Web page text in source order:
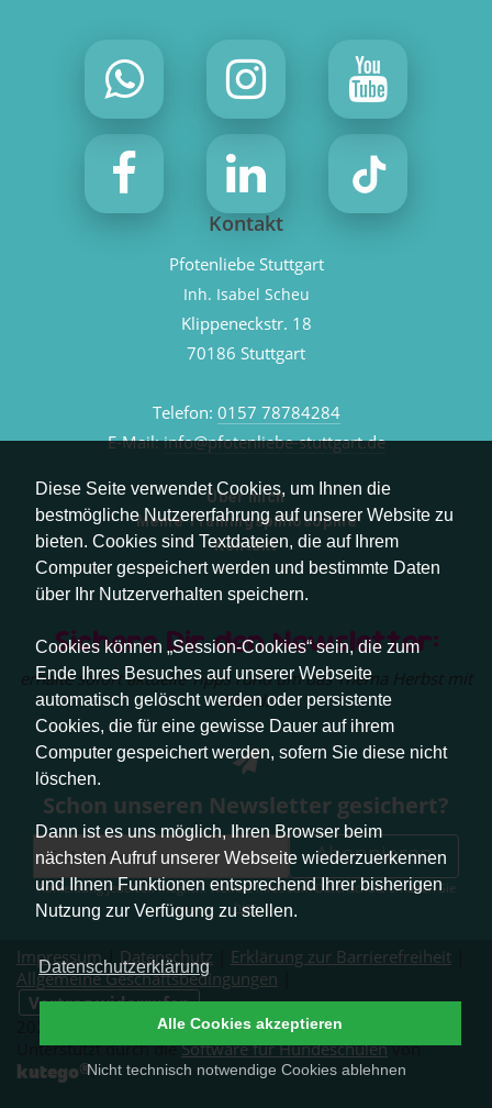
Diese Seite verwendet Cookies, um Ihnen die
bestmögliche Nutzererfahrung auf unserer Website zu
bieten. Cookies sind Textdateien, die auf Ihrem
Computer gespeichert werden und bestimmte Daten
über Ihr Nutzerverhalten speichern.
Cookies können „Session-Cookies“ sein, die zum
Ende Ihres Besuches auf unserer Webseite
automatisch gelöscht werden oder persistente
Cookies, die für eine gewisse Dauer auf ihrem
Computer gespeichert werden, sofern Sie diese nicht
löschen.
Dann ist es uns möglich, Ihren Browser beim
nächsten Aufruf unserer Webseite wiederzuerkennen
und Ihnen Funktionen entsprechend Ihrer bisherigen
Nutzung zur Verfügung zu stellen.
Datenschutzerklärung
Nicht technisch notwendige Cookies ablehnen
Alle Cookies akzeptieren
Kontakt
Pfotenliebe Stuttgart
Inh. Isabel Scheu
Klippeneckstr. 18
70186 Stuttgart
Telefon: 0157 78784284
E-Mail:info@pfotenliebe-stuttgart.de
Über mich
Meine Trainingsphilosophie
Kontakt
Sichere Dir den Newsletter:
erhalte sofort aktuelle Tipps rund um das Thema Herbst mit
Hund.
Schon unseren Newsletter gesichert?
Abonnieren
Abmeldung jederzeit möglich. Weitere Infos zum Datenschutz erhalten Sie
hier.
Impressum| Datenschutz Erklärung zur Barrierefreiheit
Allgemeine Geschäftsbedingungen
Vertrag widerrufen
2026 © Pfotenliebe Stuttgart. Alle Rechte vorbehalten.
Unterstützt durch dieSoftware für Hundeschulenvon
kutego®.